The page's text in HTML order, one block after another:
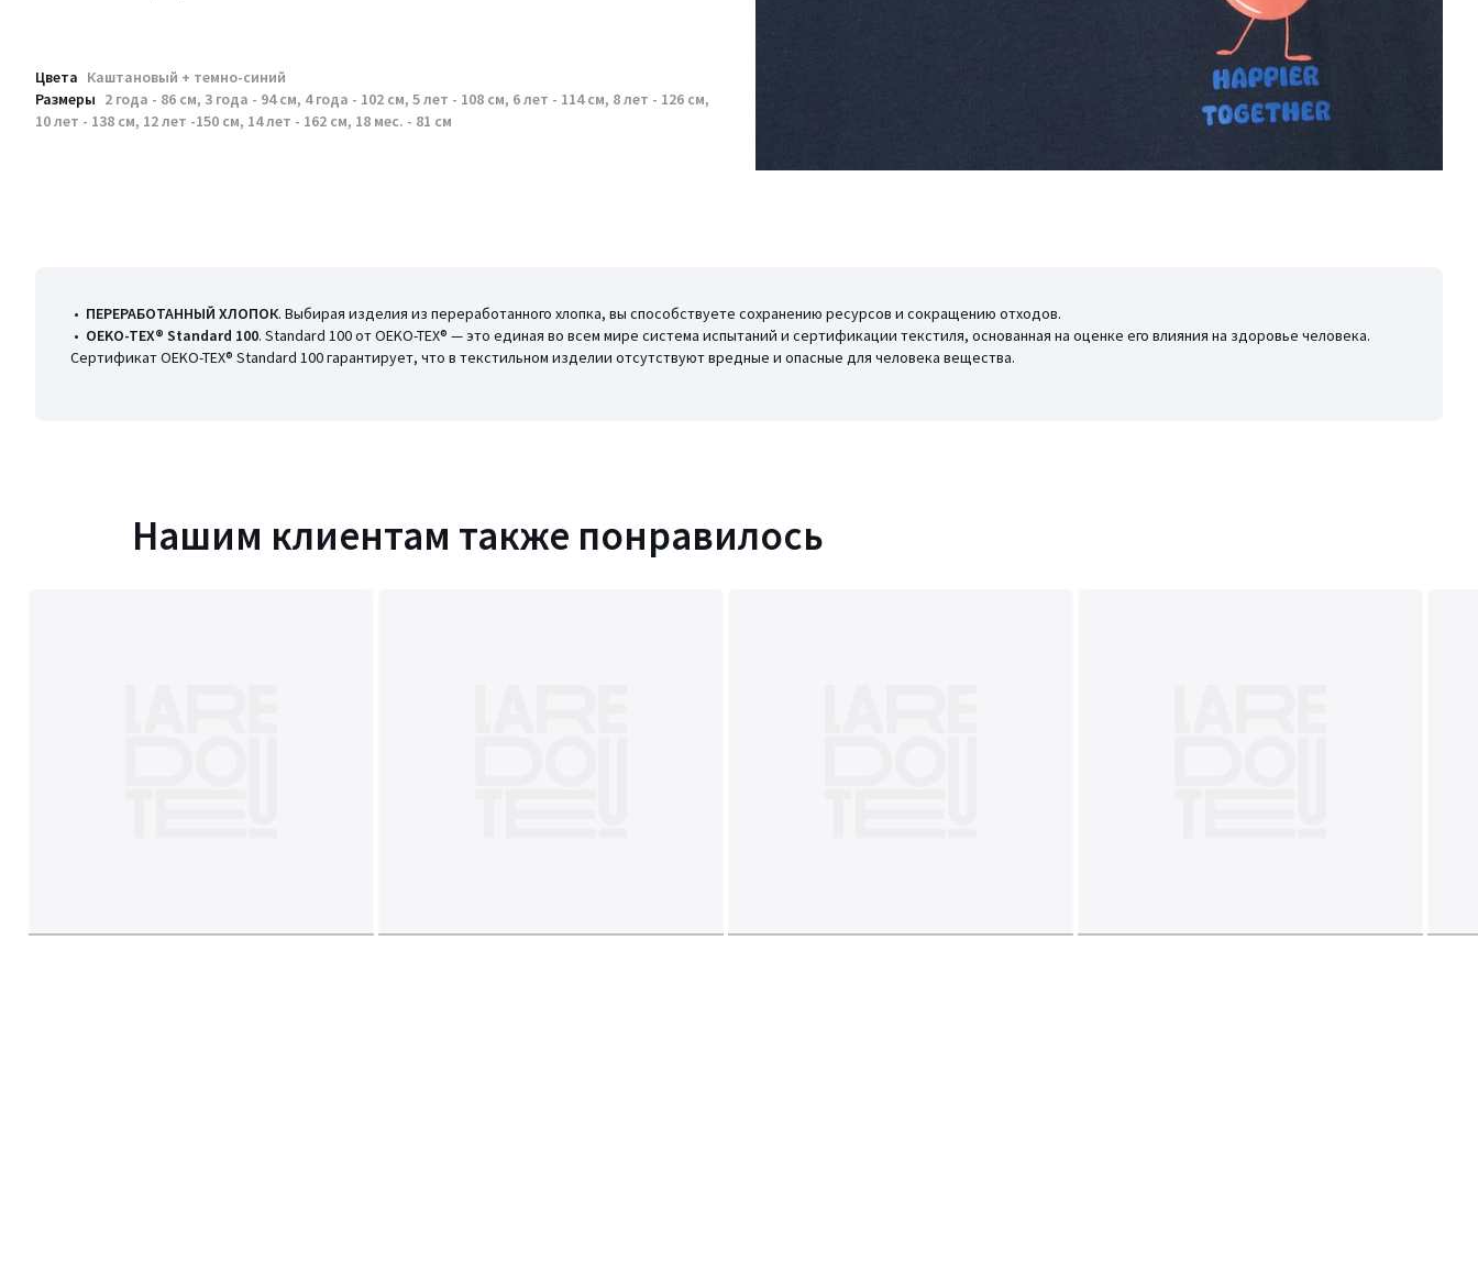
Цвета Каштановый + темно-синий
Размеры 2 года - 86 см, 3 года - 94 см, 4 года - 102 см, 5 лет - 108 см, 6 лет - 114 см, 8 лет - 126 см,
10 лет - 138 см, 12 лет -150 см, 14 лет - 162 см, 18 мес. - 81 см
• ПЕРЕРАБОТАННЫЙ ХЛОПОК. Выбирая изделия из переработанного хлопка, вы способствуете сохранению ресурсов и сокращению отходов.
• OEKO-TEX® Standard 100. Standard 100 от OEKO-TEX® — это единая во всем мире система испытаний и сертификации текстиля, основанная на оценке его влияния на здоровье человека.
Сертификат OEKO-TEX® Standard 100 гарантирует, что в текстильном изделии отсутствуют вредные и опасные для человека вещества.
Нашим клиентам также понравилось